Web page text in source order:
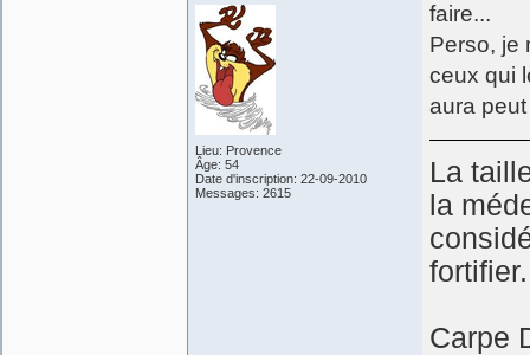
Lieu: Provence
Âge: 54
Date d'inscription: 22-09-2010
Messages: 2615
faire...
Perso, je
ceux qui
aura
La
la
Carpe